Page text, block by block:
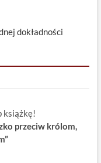
dokładności
książkę!
przeciw królom,